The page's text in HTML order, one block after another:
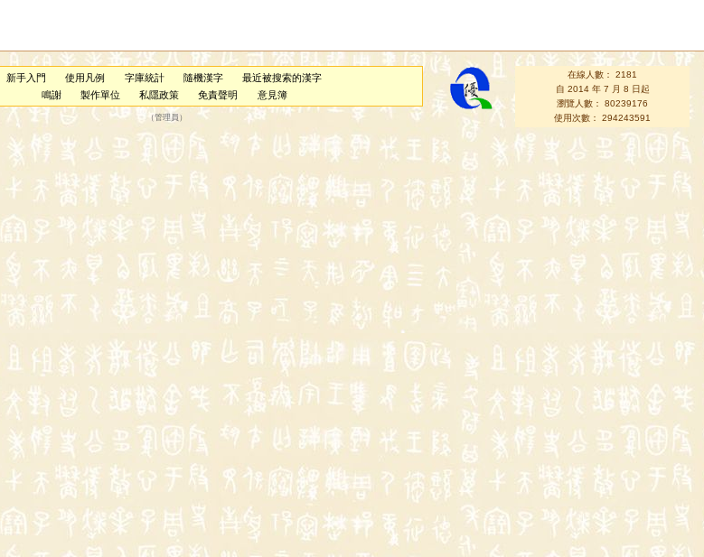
新手入門 使用凡例 字庫統計 隨機漢字
最近被搜索的漢字
鳴謝
製作單位 私隱政策 免責聲明 意見簿
（管理員 ）
在線人數： 2181
自 2014 年 7 月 8 日起
瀏覽人數： 80239176
使用次數： 294243591